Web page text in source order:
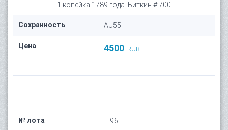
1 копейка 1789 года. Биткин # 700
Сохранность AU55
Цена 4500 RUB
№ лота 96